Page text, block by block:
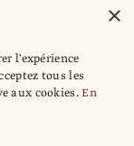
×
l'expérience
tous les
aux cookies.En